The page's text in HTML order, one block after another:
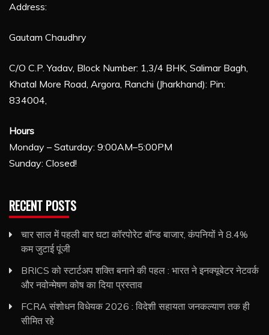
Address:
Gautam Chaudhry
C/O C.P. Yadav, Block Number: 1,3/4 BHK, Salimar Bagh,
Khatal More Road, Argora, Ranchi (Jharkhand): Pin:
834004,
Hours
Monday – Saturday: 9:00AM–5:00PM
Sunday: Closed!
RECENT POSTS
चार साल में पहली बार घटा कॉरपोरेट बॉन्ड बाजार, कंपनियों ने 8.4%
कम जुटाई पूंजी
BRICS को स्टार्टअप शक्ति बनाने की पहल : भारत ने इनक्यूबेटर नेटवर्क
और नवोन्मेषण कोष का दिया प्रस्ताव
FCRA संशोधन विधेयक 2026 : विदेशी सहायता जनकल्याण तक ही
सीमित रहे